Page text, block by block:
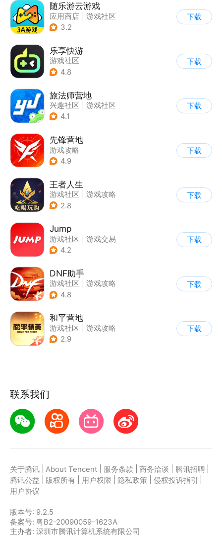
随乐游云游戏
应用商店
游戏社区
3.2
下载
乐享快游
游戏社区
4.8
下载
旅法师营地
兴趣社区
游戏社区
| 游戏攻略
4.1
下载
先锋营地
游戏攻略
4.9
下载
王者人生
游戏社区
游戏攻略
2.8
下载
Jump
游戏社区
游戏交易
| 游戏周边
4.2
下载
DNF助手
游戏社区
游戏攻略
4.8
下载
和平营地
游戏社区
游戏攻略
2.9
下载
联系我们
关于腾讯 About Tencent 服务条款 商务洽谈 腾讯招聘
腾讯公益
版权所有 用户权限 隐私政策 侵权投诉指引
用户协议
版本号: 9.2.5
备案号: 粤B2-20090059-1623A
主办者: 深圳市腾讯计算机系统有限公司